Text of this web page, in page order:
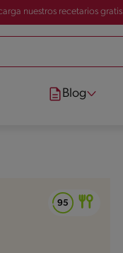
nuestros recetarios gratis
Blog